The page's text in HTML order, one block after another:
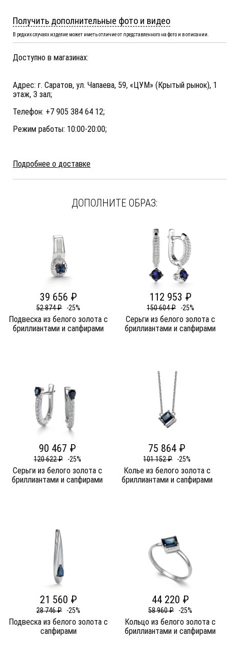
Получить дополнительные фото и видео
В редких случаях изделие может иметь отличие от представленного на фото и в описании.
Доступно в магазинах:
Адрес: г. Саратов, ул. Чапаева, 59, «ЦУМ» (Крытый рынок), 1
этаж, 3 зал;
Телефон: +7 905 384 64 12;
Режим работы: 10:00-20:00;
Подробнее о доставке
ДОПОЛНИТЕ ОБРАЗ:
39 656 ₽
52 874 ₽ -25%
Подвеска из белого золота c
бриллиантами и сапфирами
112 953 ₽
150 604 ₽ -25%
Серьги из белого золота c
бриллиантами и сапфирами
90 467 ₽
120 622 ₽ -25%
Серьги из белого золота c
бриллиантами и сапфирами
75 864 ₽
101 152 ₽ -25%
Колье из белого золота c
бриллиантами и сапфирами
21 560 ₽
28 746 ₽ -25%
Подвеска из белого золота c
сапфирами
44 220 ₽
58 960 ₽ -25%
Кольцо из белого золота c
бриллиантами и сапфирами